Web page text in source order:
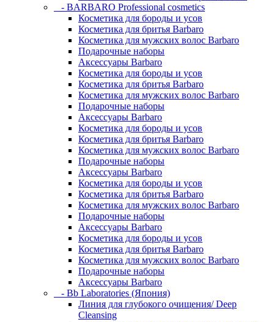
- BARBARO Professional cosmetics
Косметика для бороды и усов
Косметика для бритья Barbaro
Косметика для мужских волос Barbaro
Подарочные наборы
Аксессуары Barbaro
Косметика для бороды и усов
Косметика для бритья Barbaro
Косметика для мужских волос Barbaro
Подарочные наборы
Аксессуары Barbaro
Косметика для бороды и усов
Косметика для бритья Barbaro
Косметика для мужских волос Barbaro
Подарочные наборы
Аксессуары Barbaro
Косметика для бороды и усов
Косметика для бритья Barbaro
Косметика для мужских волос Barbaro
Подарочные наборы
Аксессуары Barbaro
Косметика для бороды и усов
Косметика для бритья Barbaro
Косметика для мужских волос Barbaro
Подарочные наборы
Аксессуары Barbaro
- Bb Laboratories (Япония)
Линия для глубокого очищения/ Deep
Cleansing